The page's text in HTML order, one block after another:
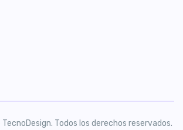
Todos los derechos reservados.